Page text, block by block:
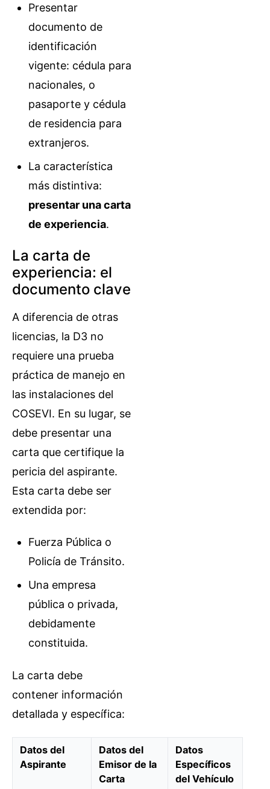
Presentar
documento de
identificación
vigente: cédula para
nacionales, o
pasaporte y cédula
de residencia para
extranjeros.
La característica
más distintiva:
presentar una carta
de experiencia.
La carta de
experiencia: el
documento clave
A diferencia de otras
licencias, la D3 no
requiere una prueba
práctica de manejo en
las instalaciones del
COSEVI. En su lugar, se
debe presentar una
carta que certifique la
pericia del aspirante.
Esta carta debe ser
extendida por:
Fuerza Pública o
Policía de Tránsito.
Una empresa
pública o privada,
debidamente
constituida.
La carta debe
contener información
detallada y específica:
Datos del
Aspirante
Datos del
Emisor de la
Carta
Datos
Específicos
del Vehículo